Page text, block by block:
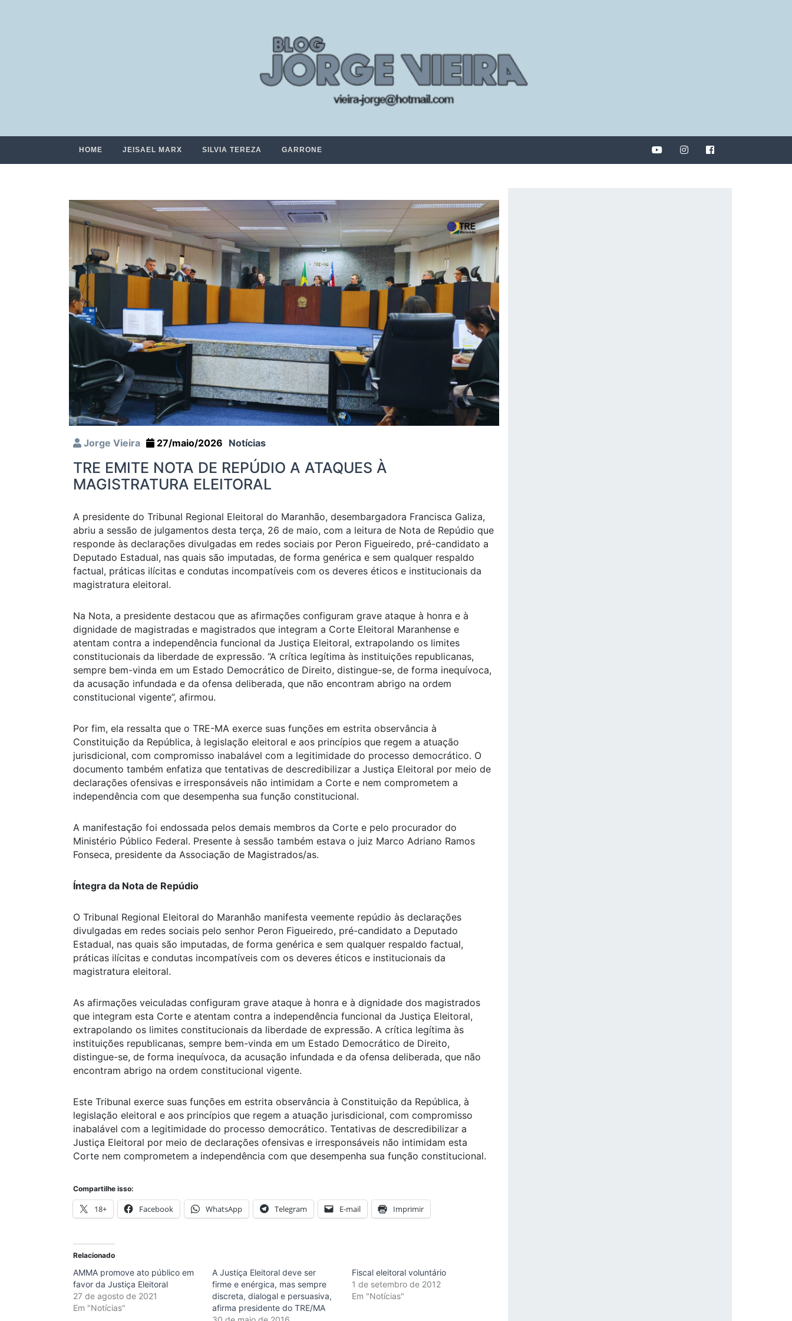
HOME JEISAEL MARX SILVIA TEREZA GARRONE
Jorge Vieira 27/maio/2026 Notícias
TRE EMITE NOTA DE REPÚDIO A ATAQUES À
MAGISTRATURA ELEITORAL
A presidente do Tribunal Regional Eleitoral do Maranhão, desembargadora Francisca Galiza,
abriu a sessão de julgamentos desta terça, 26 de maio, com a leitura de Nota de Repúdio que
responde às declarações divulgadas em redes sociais por Peron Figueiredo, pré-candidato a
Deputado Estadual, nas quais são imputadas, de forma genérica e sem qualquer respaldo
factual, práticas ilícitas e condutas incompatíveis com os deveres éticos e institucionais da
magistratura eleitoral.
Na Nota, a presidente destacou que as afirmações configuram grave ataque à honra e à
dignidade de magistradas e magistrados que integram a Corte Eleitoral Maranhense e
atentam contra a independência funcional da Justiça Eleitoral, extrapolando os limites
constitucionais da liberdade de expressão. “A crítica legítima às instituições republicanas,
sempre bem-vinda em um Estado Democrático de Direito, distingue-se, de forma inequívoca,
da acusação infundada e da ofensa deliberada, que não encontram abrigo na ordem
constitucional vigente”, afirmou.
Por fim, ela ressalta que o TRE-MA exerce suas funções em estrita observância à
Constituição da República, à legislação eleitoral e aos princípios que regem a atuação
jurisdicional, com compromisso inabalável com a legitimidade do processo democrático. O
documento também enfatiza que tentativas de descredibilizar a Justiça Eleitoral por meio de
declarações ofensivas e irresponsáveis não intimidam a Corte e nem comprometem a
independência com que desempenha sua função constitucional.
A manifestação foi endossada pelos demais membros da Corte e pelo procurador do
Ministério Público Federal. Presente à sessão também estava o juiz Marco Adriano Ramos
Fonseca, presidente da Associação de Magistrados/as.
Íntegra da Nota de Repúdio
O Tribunal Regional Eleitoral do Maranhão manifesta veemente repúdio às declarações
divulgadas em redes sociais pelo senhor Peron Figueiredo, pré-candidato a Deputado
Estadual, nas quais são imputadas, de forma genérica e sem qualquer respaldo factual,
práticas ilícitas e condutas incompatíveis com os deveres éticos e institucionais da
magistratura eleitoral.
As afirmações veiculadas configuram grave ataque à honra e à dignidade dos magistrados
que integram esta Corte e atentam contra a independência funcional da Justiça Eleitoral,
extrapolando os limites constitucionais da liberdade de expressão. A crítica legítima às
instituições republicanas, sempre bem-vinda em um Estado Democrático de Direito,
distingue-se, de forma inequívoca, da acusação infundada e da ofensa deliberada, que não
encontram abrigo na ordem constitucional vigente.
Este Tribunal exerce suas funções em estrita observância à Constituição da República, à
legislação eleitoral e aos princípios que regem a atuação jurisdicional, com compromisso
inabalável com a legitimidade do processo democrático. Tentativas de descredibilizar a
Justiça Eleitoral por meio de declarações ofensivas e irresponsáveis não intimidam esta
Corte nem comprometem a independência com que desempenha sua função constitucional.
Compartilhe isso:
18+ Facebook WhatsApp Telegram E-mail Imprimir
Relacionado
AMMA promove ato público em
favor da Justiça Eleitoral
27 de agosto de 2021
Em "Notícias"
A Justiça Eleitoral deve ser
firme e enérgica, mas sempre
discreta, dialogal e persuasiva,
afirma presidente do TRE/MA
Fiscal eleitoral voluntário
1 de setembro de 2012
Em "Notícias"